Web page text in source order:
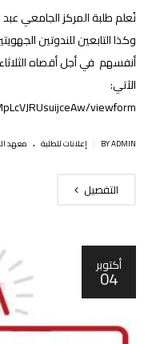
نُعلم طلبة المركز الجامعي
وكذا التابعين للندوتين
الآتي:
viewform
BY ADMIN إعلانات للطلبة . معهد
التفصيل
أكتوبر
04